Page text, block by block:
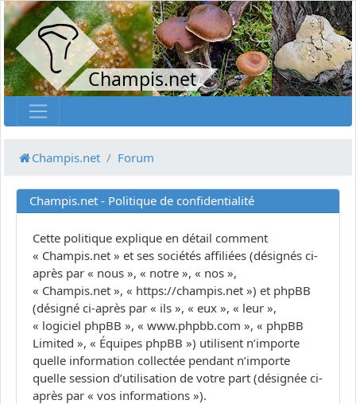
Champis.net
Champis.net Forum
Champis.net - Politique de confidentialité
Cette politique explique en détail comment
« Champis.net » et ses sociétés affiliées (désignés ci-
après par « nous », « notre », « nos »,
« Champis.net », « https://champis.net ») et phpBB
(désigné ci-après par « ils », « eux », « leur »,
« logiciel phpBB », « www.phpbb.com », « phpBB
Limited », « Équipes phpBB ») utilisent n’importe
quelle information collectée pendant n’importe
quelle session d’utilisation de votre part (désignée ci-
après par « vos informations »).